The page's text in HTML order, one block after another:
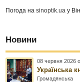
Погода наsinoptik.ua у
Новини
08 червня 2026
Українська
Громадянська